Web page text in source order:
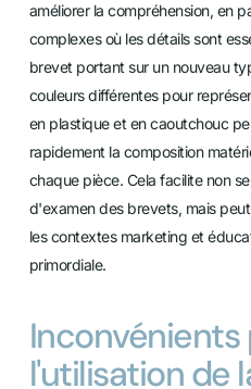
améliorer la compréhension, en
complexes où les détails sont
brevet portant sur un nouveau
couleurs différentes pour
en plastique et en caoutchouc
rapidement la composition
chaque pièce. Cela facilite non
d'examen des brevets, mais
les contextes marketing et
primordiale.
l'utilisation de